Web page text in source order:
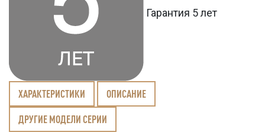
Гарантия 5 лет
ХАРАКТЕРИСТИКИ ОПИСАНИЕ
ДРУГИЕ МОДЕЛИ СЕРИИ